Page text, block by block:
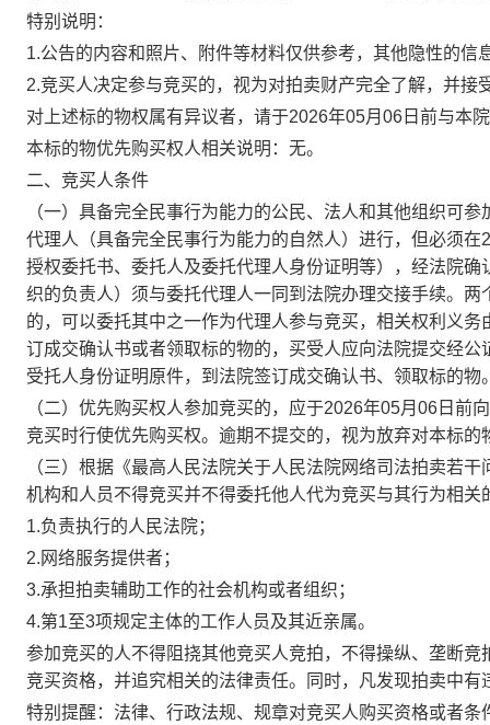
特别说明：
1.公告的内容和照片、附件等材料仅供参考，其他隐性的
2.竞买人决定参与竞买的，视为对拍卖财产完全了解，并
对上述标的物权属有异议者，请于2026年05月 06 日前与本
本标的物优先购买权人相关说明： 无。
二、竞买人条件
（一）具备完全民事行为能力的公民、法人和其他组织可
代理人（具备完全民事行为能力的自然人）进行，但必须在
授权委托书、委托人及委托代理人身份证明等），经法院
织的负责人）须与委托代理人一同到法院办理交接手续。
的，可以委托其中之一作为代理人参与竞买，相关权利义
订成交确认书或者领取标的物的， 买受人应向法院提交经公
受托人身份证明原件，到法院签订成交确认书、领取标的物
（二）优先购买权人参加竞买的，应于2026年05月 06 日前
竞买时行使优先购买权。逾期不提交的，视为放弃对本标的
（三）根据《最高人民法院关于人民法院网络司法拍卖若
机构和人员不得竞买并不得委托他人代为竞买与其行为相关
1.负责执行的人民法院；
2.网络服务提供者；
3.承担拍卖辅助工作的社会机构或者组织；
4.第1至3项规定主体的工作人员及其近亲属。
参加竞买的人不得阻挠其他竞买人竞拍，不得操纵、垄断
竞买资格，并追究相关的法律责任。同时，凡发现拍卖中有
特别提醒： 法律、行政法规、规章对竞买人购买资格或者